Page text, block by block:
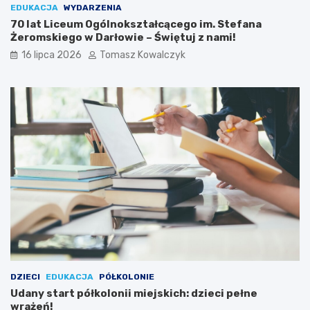
EDUKACJA WYDARZENIA
70 lat Liceum Ogólnokształcącego im. Stefana
Żeromskiego w Darłowie – Świętuj z nami!
16 lipca 2026 Tomasz Kowalczyk
DZIECI EDUKACJA PÓŁKOLONIE
Udany start półkolonii miejskich: dzieci pełne
wrażeń!